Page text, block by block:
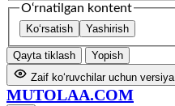
O‘rnatilgan kontent
Ko‘rsatish Yashirish
Qayta tiklash
Yopish
Zaif ko‘ruvchilar uchun versiya
MUTOLAA.COM